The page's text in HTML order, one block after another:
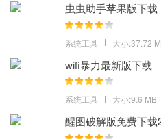
4、音画同步不卡顿录制区域灵活，
5、专业游戏录屏工具，多级画质
现在以为疫情的原因越来越多的
屏大师最新下载 可以随时录下所
想要复习查看都可以。
虫虫助手苹果版下载
系统工具 大小:37.72
wifi暴力最新版下载
系统工具 大小:9.6 MB
醒图破解版免费下载